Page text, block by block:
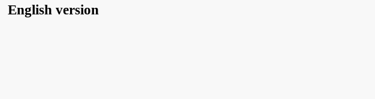
English version